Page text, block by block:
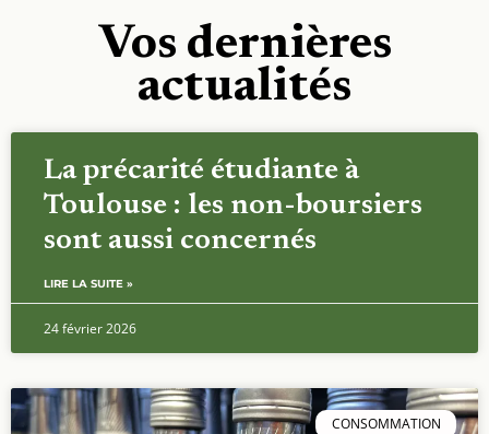
Vos dernières
actualités
La précarité étudiante à
Toulouse : les non-boursiers
sont aussi concernés
LIRE LA SUITE »
24 février 2026
CONSOMMATION